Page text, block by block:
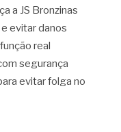
a JS Bronzinas
evitar danos
real
segurança
evitar folga no